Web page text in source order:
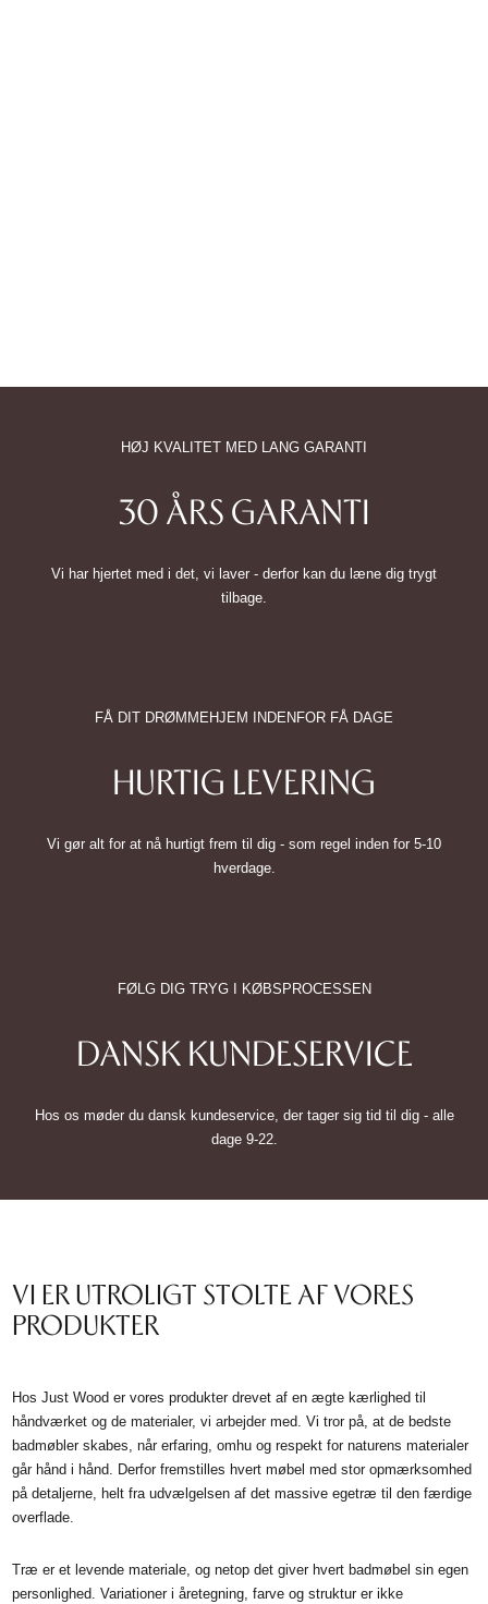
HØJ KVALITET MED LANG GARANTI
30 ÅRS GARANTI
Vi har hjertet med i det, vi laver - derfor kan du læne dig trygt
tilbage.
FÅ DIT DRØMMEHJEM INDENFOR FÅ DAGE
HURTIG LEVERING
Vi gør alt for at nå hurtigt frem til dig - som regel inden for 5-10
hverdage.
FØLG DIG TRYG I KØBSPROCESSEN
DANSK KUNDESERVICE
Hos os møder du dansk kundeservice, der tager sig tid til dig - alle
dage 9-22.
VI ER UTROLIGT STOLTE AF VORES
PRODUKTER
Hos Just Wood er vores produkter drevet af en ægte kærlighed til
håndværket og de materialer, vi arbejder med. Vi tror på, at de bedste
badmøbler skabes, når erfaring, omhu og respekt for naturens materialer
går hånd i hånd. Derfor fremstilles hvert møbel med stor opmærksomhed
på detaljerne, helt fra udvælgelsen af det massive egetræ til den færdige
overflade.
Træ er et levende materiale, og netop det giver hvert badmøbel sin egen
personlighed. Variationer i åretegning, farve og struktur er ikke